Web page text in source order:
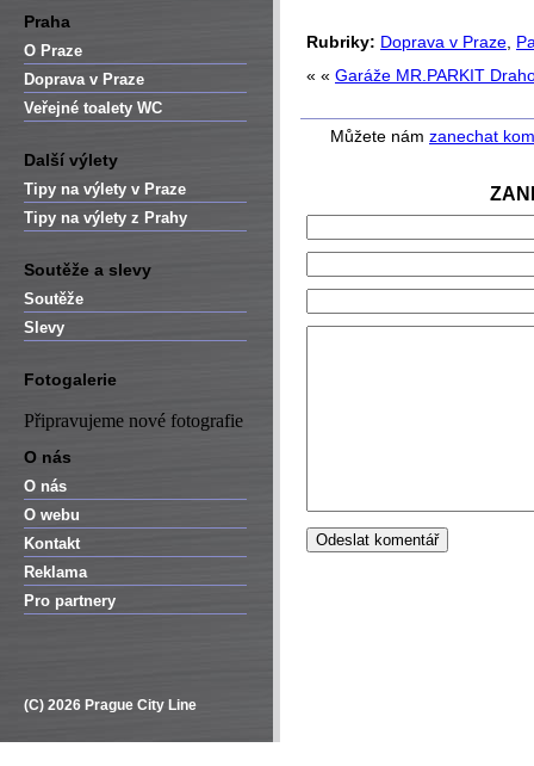
Praha
O Praze
Doprava v Praze
Veřejné toalety WC
Další výlety
Tipy na výlety v Praze
Tipy na výlety z Prahy
Soutěže a slevy
Soutěže
Slevy
Fotogalerie
Připravujeme nové fotografie
O nás
O nás
O webu
Kontakt
Reklama
Pro partnery
(C) 2026 Prague City Line
Rubriky: Doprava v Praze
« « Garáže MR.PARKIT
Můžete nám zanechat